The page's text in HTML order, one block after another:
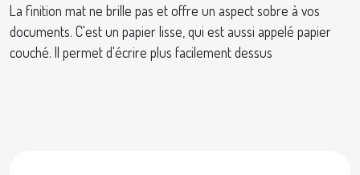
La finition mat ne brille pas et offre un aspect sobre à vos
documents. C'est un papier lisse, qui est aussi appelé papier
couché. Il permet d'écrire plus facilement dessus